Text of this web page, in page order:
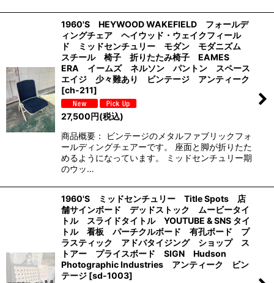
1960'S HEYWOOD WAKEFIELD フォールデ
ィングチェア ヘイウッド・ウェイクフィール
ド ミッドセンチュリー モダン モダニズム
スチール 椅子 折りたたみ椅子 EAMES
ERA イームズ ネルソン パントン スペース
エイジ 少々難あり ビンテージ アンティーク
[ch-211]
27,500円(税込)
商品概要： ビンテージのメタルファブリックフォ
ールディングチェアーです。 座面と脚が折りたた
めるようになっています。 ミッドセンチュリー期
のウッ…
1960'S ミッドセンチュリー Title Spots 店
舗サインボード デッドストック ムービータイ
トル スライドタイトル YOUTUBE & SNS タイ
トル 看板 パーチクルボード 有孔ボード プ
ラスティック アドバタイジング ショップ ス
トアー プライスボード SIGN Hudson
Photographic Industries アンティーク ビン
テージ [sd-1003]